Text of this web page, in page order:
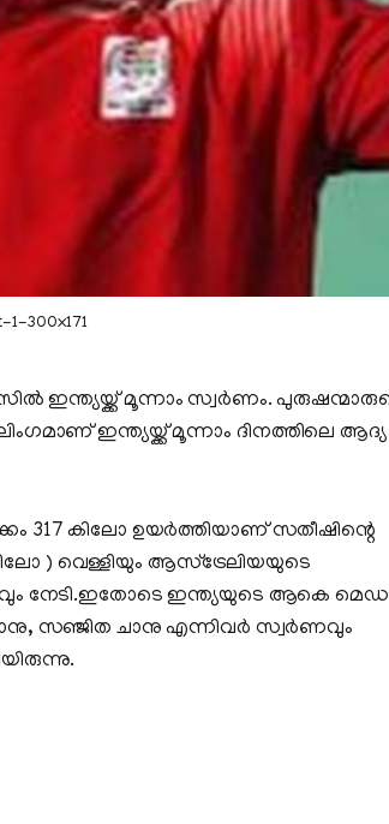
1-300x171
മൂന്നാം സ്വര്‍ണം.
ഇന്ത്യയ്ക്ക് മൂന്നാം ദിനത്തിലെ ആദ്യ
317 കിലോ ഉയര്‍ത്തിയാണ് സതീഷിന്റെ
) വെള്ളിയും ആസ്‌ട്രേലിയയുടെ
നേടി.ഇതോടെ ഇന്ത്യയുടെ ആകെ
സഞ്ജിത ചാനു എന്നിവര്‍ സ്വര്‍ണവും